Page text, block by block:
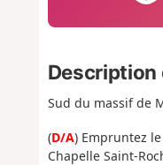
Description
Sud du massif de
(D/A) Empruntez
Chapelle Saint-